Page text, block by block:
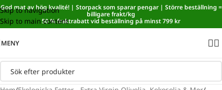
Skip to navigation
Skip to main content
Sänkt matmoms! I kassan dras automatiskt 5,35 % av från alla
varor.
God mat av hög kvalité! | Storpack som sparar pengar | Större beställning =
billigare frakt/kg
50 % fraktrabatt vid beställning på minst 799 kr
MENY